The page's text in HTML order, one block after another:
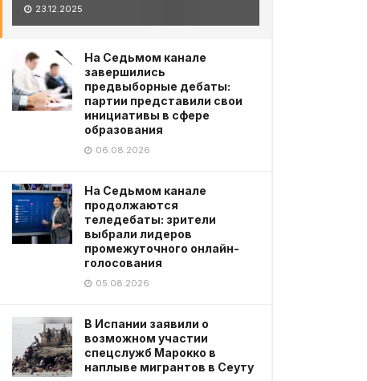
23.12.2025
На Седьмом канале
завершились
предвыборные дебаты:
партии представили свои
инициативы в сфере
образования
06.08.2026
На Седьмом канале
продолжаются
теледебаты: зрители
выбрали лидеров
промежуточного онлайн-
голосования
05.08.2026
В Испании заявили о
возможном участии
спецслужб Марокко в
наплыве мигрантов в Сеуту